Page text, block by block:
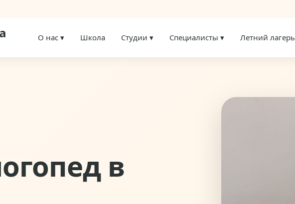
О нас ▾ Школа Студии ▾ Специалисты ▾ Летний лагерь
в